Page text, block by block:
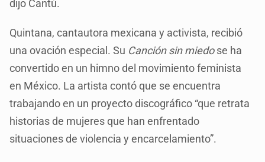
dijo Cantú.
Quintana, cantautora mexicana y activista, recibió
una ovación especial. Su Canción sin miedose ha
convertido en un himno del movimiento feminista
en México. La artista contó que se encuentra
trabajando en un proyecto discográfico “que retrata
historias de mujeres que han enfrentado
situaciones de violencia y encarcelamiento”.